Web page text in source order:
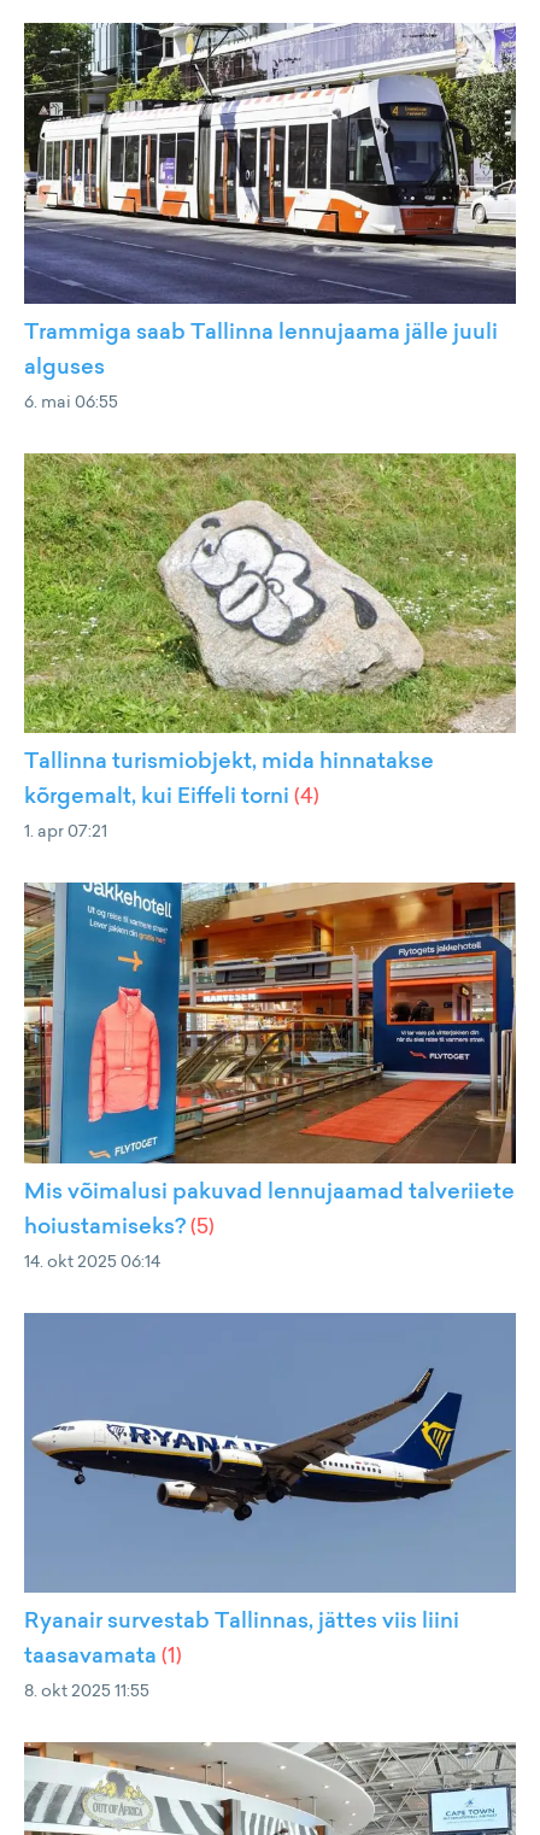
Trammiga saab Tallinna lennujaama jälle juuli
alguses
6. mai 06:55
Tallinna turismiobjekt, mida hinnatakse
kõrgemalt, kui Eiffeli torni (4)
1. apr 07:21
Mis võimalusi pakuvad lennujaamad talveriiete
hoiustamiseks?(5)
14. okt 2025 06:14
Ryanair survestab Tallinnas, jättes viis liini
taasavamata (1)
8. okt 2025 11:55